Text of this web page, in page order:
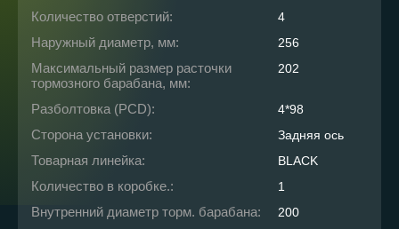
Количество отверстий: 4
Наружный диаметр, мм: 256
Максимальный размер расточки
тормозного барабана, мм:
202
Разболтовка (PCD): 4*98
Сторона установки: Задняя ось
Товарная линейка: BLACK
Количество в коробке.: 1
Внутренний диаметр торм. барабана: 200